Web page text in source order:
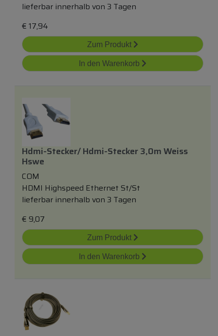
lieferbar innerhalb von 3 Tagen
€ 17,94
Zum Produkt
In den Warenkorb
Hdmi-Stecker/ Hdmi-Stecker 3,0m Weiss
Hswe
COM
HDMI Highspeed Ethernet St/St
lieferbar innerhalb von 3 Tagen
€ 9,07
Zum Produkt
In den Warenkorb